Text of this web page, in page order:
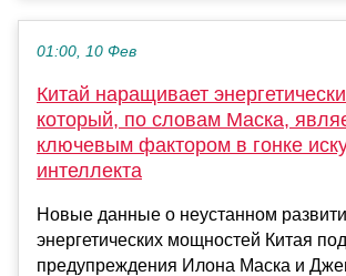
01:00, 10 Фев
Китай наращивает
который, по словам Маска,
ключевым фактором в гонке
интеллекта
Новые данные о неустанном
энергетических мощностей Китая
предупреждения Илона Маска и